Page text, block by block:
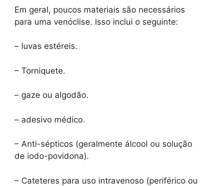
Em geral, poucos materiais são necessários
para uma venóclise. Isso inclui o seguinte:
– luvas estéreis.
– Torniquete.
– gaze ou algodão.
– adesivo médico.
– Anti-sépticos (geralmente álcool ou solução
de iodo-povidona).
– Cateteres para uso intravenoso (periférico ou